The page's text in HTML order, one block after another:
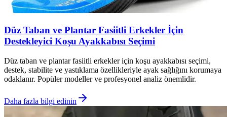
Düz Taban ve Plantar Fasiitli Erkekler İçin
Destekleyici Koşu Ayakkabısı Seçimi
Düz taban ve plantar fasiitli erkekler için koşu ayakkabısı seçimi,
destek, stabilite ve yastıklama özellikleriyle ayak sağlığını korumaya
odaklanır. Popüler modeller ve profesyonel analiz önemlidir.
Daha fazla bilgi edinin